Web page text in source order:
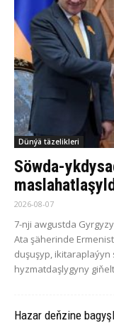
Dünýä täzelikleri
Söwda-
2026-08-07
7-nji awgustda
Ata şäherinde
duşuşyp,
hyzmatdaşlygyny
Hazar deňzine